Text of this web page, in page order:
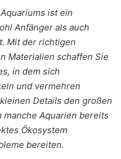
ist ein
Anfänger als auch
Mit der richtigen
Materialien schaffen Sie
in dem sich
und vermehren
Details den großen
manche Aquarien bereits
Ökosystem
bereiten.